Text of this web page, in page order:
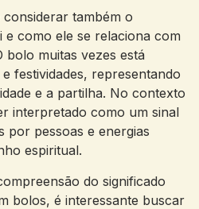
também‍ o
e ​como ele se relaciona com
bolo muitas vezes está
festividades, representando
⁣e a ⁣partilha. No ⁤contexto
interpretado⁤ como⁢ um ⁤sinal
por ⁢pessoas e energias
espiritual.
do significado
bolos, é⁣ interessante buscar⁤